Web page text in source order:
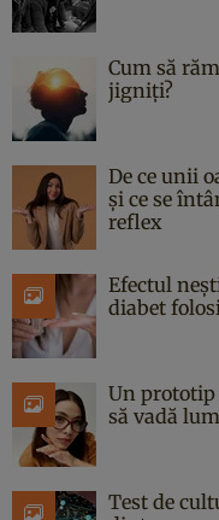
Cum să
jigniți?
De ce unii
și ce se
reflex
Efectul
diabet
Un prototip
să vadă
Test de